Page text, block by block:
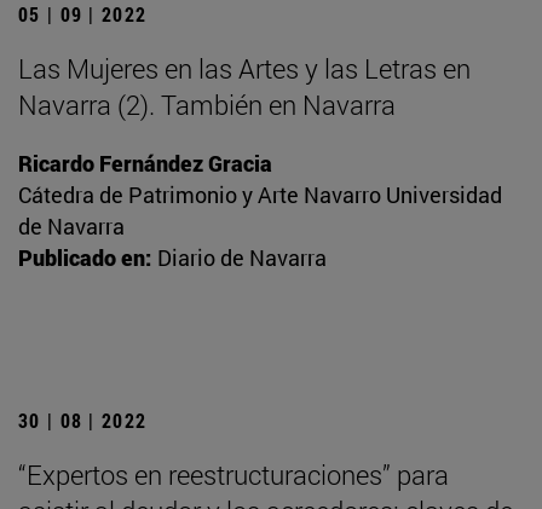
05 | 09 | 2022
Las Mujeres en las Artes y las Letras en
Navarra (2). También en Navarra
Ricardo Fernández Gracia
Cátedra de Patrimonio y Arte Navarro Universidad
de Navarra
Publicado en: Diario de Navarra
30 | 08 | 2022
“Expertos en reestructuraciones” para